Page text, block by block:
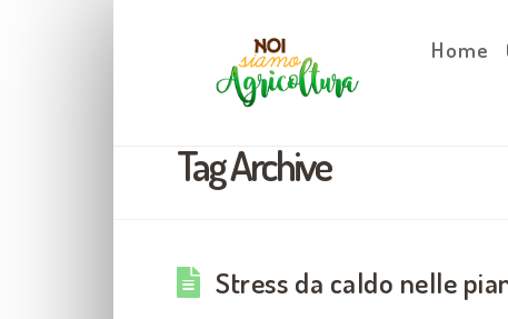
Home
Tag Archive
Stress da caldo nelle